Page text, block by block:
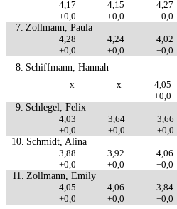
4,17
4,15 4,27
+0,0
+0,0 +0,0
7. Zollmann, Paula
4,28
4,24 4,02
+0,0
+0,0 +0,0
8. Schiffmann, Hannah
x
x 4,05
+0,0
9. Schlegel, Felix
4,03
3,64 3,66
+0,0
+0,0 +0,0
10. Schmidt, Alina
3,88
3,92 4,06
+0,0
+0,0 +0,0
11.
Zollmann, Emily
4,05
4,06 3,84
+0,0
+0,0 +0,0